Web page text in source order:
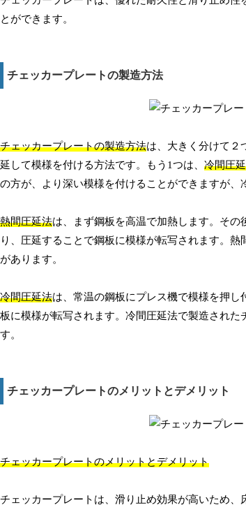
とができます。
チェッカープレートの製造方法
チェッカープレートの製造方法は、大きく分けて２
延して模様を付ける方法です。もう1つは、 冷間圧
の方が、より深い模様を付けることができますが、
熱間圧延法は、まず鋼板を高温で加熱します。そ
り、圧延することで鋼板に模様が転写されます。
があります。
冷間圧延法は、常温の鋼板にプレス機で模様を押
板に模様が転写されます。冷間圧延法で製造され
す。
チェッカープレートのメリットとデメリット
チェッカープレートのメリットとデメリット
チェッカープレートは、滑り止め効果が高いため